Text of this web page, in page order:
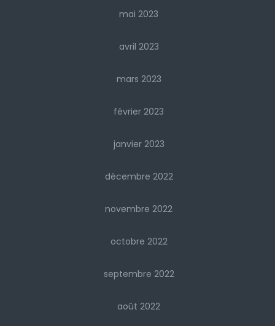
mai 2023
avril 2023
mars 2023
février 2023
janvier 2023
décembre 2022
novembre 2022
octobre 2022
septembre 2022
août 2022